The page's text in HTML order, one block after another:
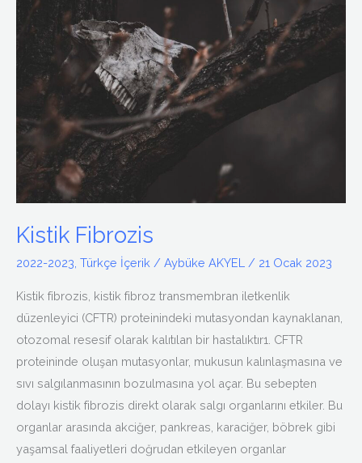
Kistik Fibrozis
2022-2023 Türkçe İçerik / Aybüke AKYEL / 21 Ocak 2023
Kistik fibrozis, kistik fibroz transmembran iletkenlik
düzenleyici (CFTR) proteinindeki mutasyondan kaynaklanan,
otozomal resesif olarak kalıtılan bir hastalıktır1. CFTR
proteininde oluşan mutasyonlar, mukusun kalınlaşmasına ve
sıvı salgılanmasının bozulmasına yol açar. Bu sebepten
dolayı kistik fibrozis direkt olarak salgı organlarını etkiler. Bu
organlar arasında akciğer, pankreas, karaciğer, böbrek gibi
yaşamsal faaliyetleri doğrudan etkileyen organlar
Fibrozis